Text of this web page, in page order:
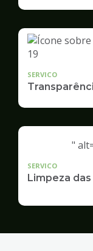
SERVICO
"
SERVICO
Limpeza das